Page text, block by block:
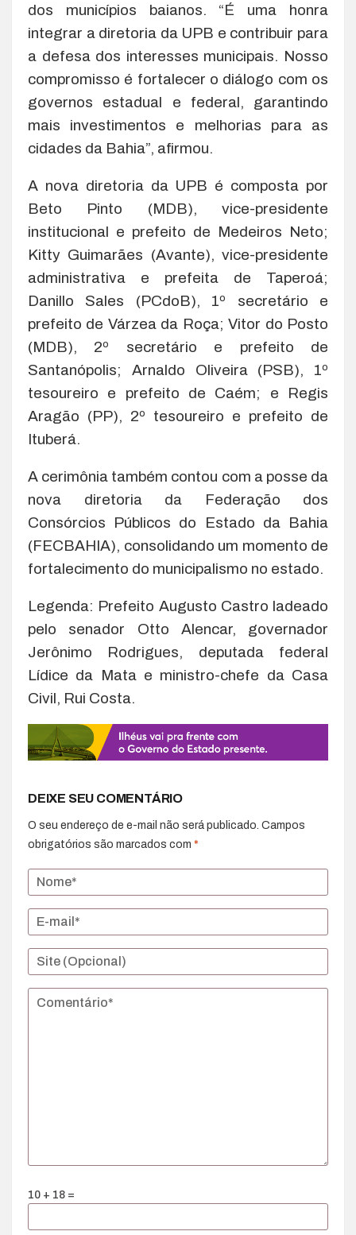
dos municípios baianos. “É uma honra
integrar a diretoria da UPB e contribuir para
a defesa dos interesses municipais. Nosso
compromisso é fortalecer o diálogo com os
governos estadual e federal, garantindo
mais investimentos e melhorias para as
cidades da Bahia”, afirmou.
A nova diretoria da UPB é composta por
Beto Pinto (MDB), vice-presidente
institucional e prefeito de Medeiros Neto;
Kitty Guimarães (Avante), vice-presidente
administrativa e prefeita de Taperoá;
Danillo Sales (PCdoB), 1º secretário e
prefeito de Várzea da Roça; Vitor do Posto
(MDB), 2º secretário e prefeito de
Santanópolis; Arnaldo Oliveira (PSB), 1º
tesoureiro e prefeito de Caém; e Regis
Aragão (PP), 2º tesoureiro e prefeito de
Ituberá.
A cerimônia também contou com a posse da
nova diretoria da Federação dos
Consórcios Públicos do Estado da Bahia
(FECBAHIA), consolidando um momento de
fortalecimento do municipalismo no estado.
Legenda: Prefeito Augusto Castro ladeado
pelo senador Otto Alencar, governador
Jerônimo Rodrigues, deputada federal
Lídice da Mata e ministro-chefe da Casa
Civil, Rui Costa.
DEIXE SEU COMENTÁRIO
O seu endereço de e-mail não será publicado. Campos
obrigatórios são marcados com *
10 + 18 =